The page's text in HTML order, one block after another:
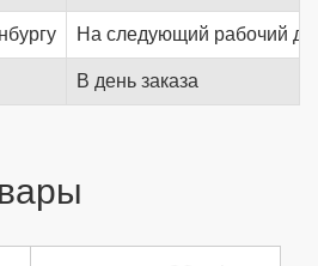
На следующий рабочий
В день заказа